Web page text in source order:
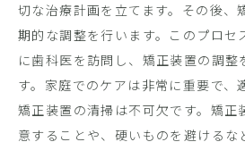
切な治療計画を立てます。その後、
期的な調整を行います。このプロセ
に歯科医を訪問し、矯正装置の調整
す。家庭でのケアは非常に重要で、
矯正装置の清掃は不可欠です。矯正
意することや、硬いものを避けるな